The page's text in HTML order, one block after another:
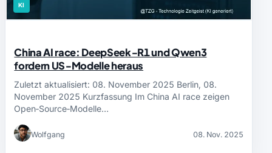
KI
China AI race: DeepSeek‑R1 und Qwen3
fordern US‑Modelle heraus
Zuletzt aktualisiert: 08. November 2025 Berlin, 08.
November 2025 Kurzfassung Im China AI race zeigen
Open‑Source‑Modelle…
Wolfgang 08. Nov. 2025